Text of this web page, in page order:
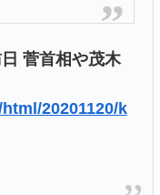
菅首相や茂木
20201120/k